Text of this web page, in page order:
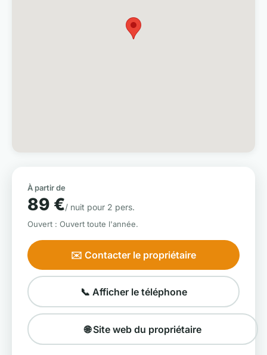
À partir de
89 €/ nuit pour 2 pers.
Ouvert : Ouvert toute l'année.
✉️ Contacter le propriétaire
📞 Afficher le téléphone
🌐 Site web du propriétaire